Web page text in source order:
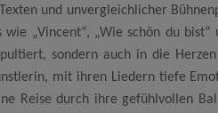
und unvergleichlicher
„Vincent“, „Wie schön du bist“
sondern auch in die
mit ihren Liedern tiefe
Reise durch ihre gefühlvollen